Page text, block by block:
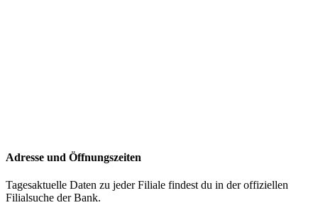
Adresse und Öffnungszeiten
Tagesaktuelle Daten zu jeder Filiale findest du in der offiziellen
Filialsuche der Bank.